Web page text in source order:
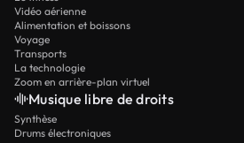
Vidéo aérienne
Alimentation et boissons
Voyage
Transports
La technologie
Zoom en arrière-plan virtuel
Musique libre de droits
Synthèse
Drums électroniques